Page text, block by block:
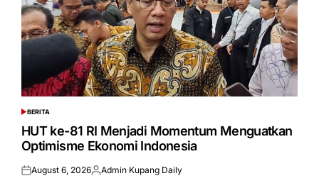
POSTED
IN
BERITA
HUT ke-81 RI Menjadi Momentum Menguatkan
Optimisme Ekonomi Indonesia
Posted
August 6, 2026Posted
Admin Kupang Daily